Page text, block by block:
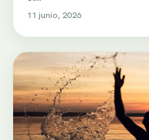
11 junio, 2026